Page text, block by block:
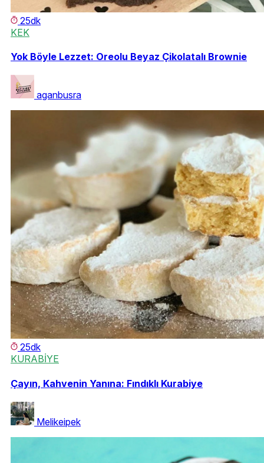
25dk
KEK
Yok Böyle Lezzet: Oreolu Beyaz Çikolatalı Brownie
aganbusra
25dk
KURABİYE
Çayın, Kahvenin Yanına: Fındıklı Kurabiye
Melikeipek